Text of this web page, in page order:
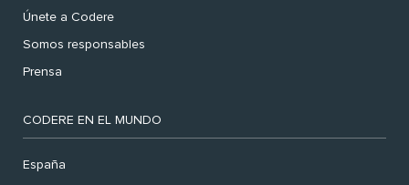
Únete a Codere
Somos responsables
Prensa
CODERE EN EL MUNDO
España